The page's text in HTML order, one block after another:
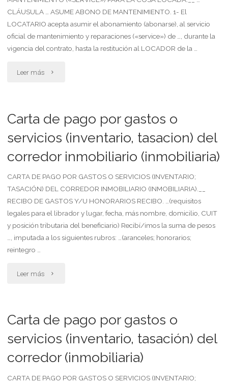
CLÁUSULA … ASUME ABONO DE MANTENIMIENTO. 1- El
LOCATARIO acepta asumir el abonamiento (abonarse), al servicio
oficial de mantenimiento y reparaciones («service») de …, durante la
vigencia del contrato, hasta la restitución al LOCADOR de la …
Leer más "Arrendatario
abono
por
servicios
de
mantenimiento
(service)
locada"
Carta de pago por gastos o
servicios (inventario, tasacion) del
corredor inmobiliario (inmobiliaria)
CARTA DE PAGO POR GASTOS O SERVICIOS (INVENTARIO;
TASACIÓN) DEL CORREDOR INMOBILIARIO (INMOBILIARIA).__
RECIBO DE GASTOS Y/U HONORARIOS RECIBO. …(requisitos
legales para el librador y lugar, fecha, más nombre, domicilio, CUIT
y posición tributaria del beneficiario) Recibí/imos la suma de pesos
…, imputada a los siguientes rubros: …(aranceles; honorarios;
reintegro …
Leer más "Carta
pago
por
gastos
o
Carta de pago por gastos o
servicios (inventario, tasación) del
corredor (inmobiliaria)
CARTA DE PAGO POR GASTOS O SERVICIOS (INVENTARIO;